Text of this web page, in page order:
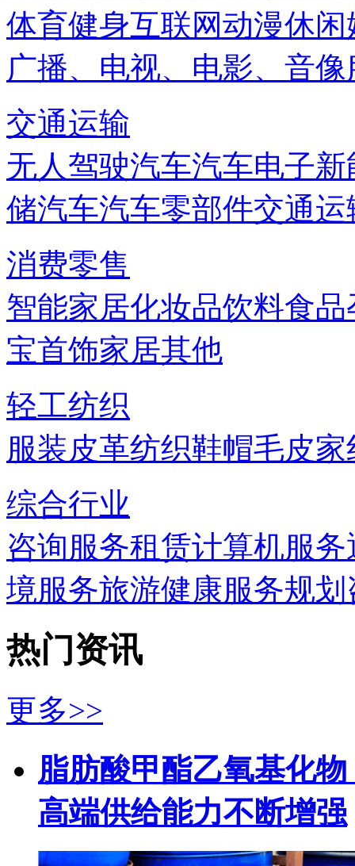
体育健身互联网动漫休闲
广播、电视、电影、音像
交通运输
无人驾驶汽车汽车电子新
储汽车汽车零部件交通
消费零售
智能家居化妆品饮料食品
宝首饰家居其他
轻工纺织
服装皮革纺织鞋帽毛皮家
综合行业
咨询服务租赁计算机服务
境服务旅游健康服务规划
热门资讯
更多>>
脂肪酸甲酯乙氧基化
高端供给能力不断增强